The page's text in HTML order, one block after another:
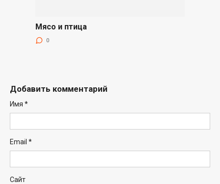
Мясо и птица
0
Добавить комментарий
Имя *
Email *
Сайт